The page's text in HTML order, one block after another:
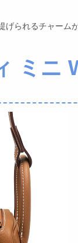
げられるチャーム
ミニ